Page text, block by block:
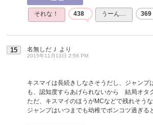
それな！ 438 うーん… 369
15 名無しだＪ より
2015年11月13日 2:58 PM
キスマイは長続きしなさそうだし、ジャンプ
も、認知度すらあげられないから 結局オタ
ただ、キスマイのほうがMCなどで残れそう
ジャンプはいつまでも幼稚でポンコツ過ぎる